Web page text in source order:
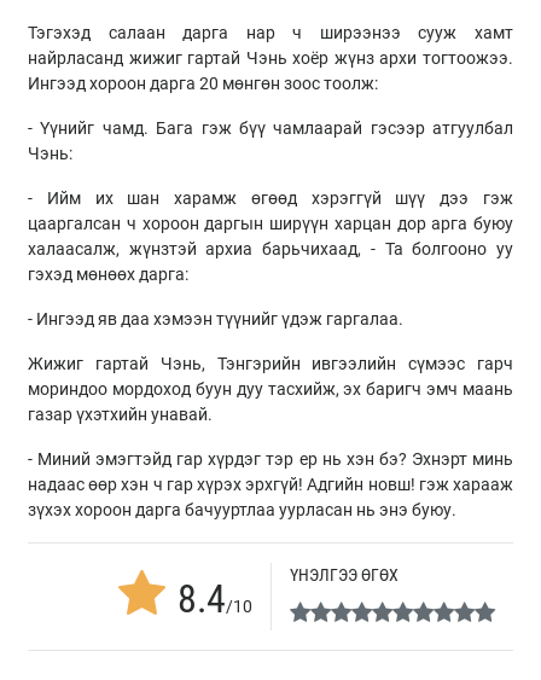
Тэгэхэд салаан дарга нар ч ширээнээ сууж хамт
найрласанд жижиг гартай Чэнь хоёр жүнз архи тогтоожээ.
Ингээд хороон дарга 20 мөнгөн зоос тоолж:
- Үүнийг чамд. Бага гэж бүү чамлаарай гэсээр атгуулбал
Чэнь:
- Ийм их шан харамж өгөөд хэрэггүй шүү дээ гэж
цааргалсан ч хороон даргын ширүүн харцан дор арга буюу
халаасалж, жүнзтэй архиа барьчихаад, - Та болгооно уу
гэхэд мөнөөх дарга:
- Ингээд яв даа хэмээн түүнийг үдэж гаргалаа.
Жижиг гартай Чэнь, Тэнгэрийн ивгээлийн сүмээс гарч
мориндоо мордоход буун дуу тасхийж, эх баригч эмч маань
газар үхэтхийн унавай.
- Миний эмэгтэйд гар хүрдэг тэр ер нь хэн бэ? Эхнэрт минь
надаас өөр хэн ч гар хүрэх эрхгүй! Адгийн новш! гэж харааж
зүхэх хороон дарга бачууртлаа уурласан нь энэ буюу.
8.4/10
ҮНЭЛГЭЭ ӨГӨХ